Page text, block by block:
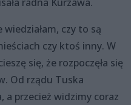
czy to są
czy ktoś inny. W
się, że rozpoczęła się
Od rządu Tuska
a przecież widzimy coraz